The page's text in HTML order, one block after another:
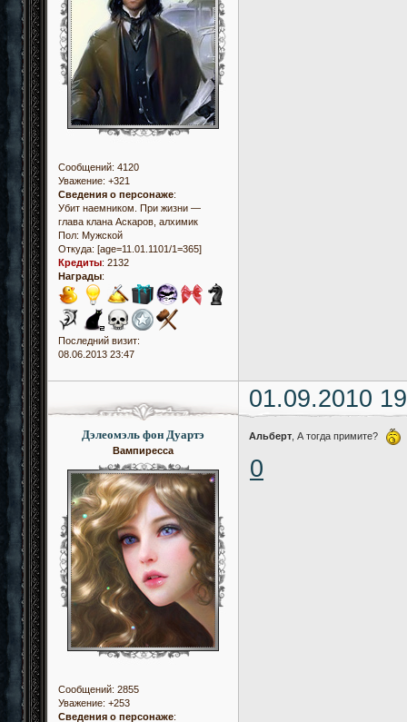
Сообщений: 4120
Уважение: +321
Сведения о персонаже:
Убит наемником. При жизни —
глава клана Аскаров, алхимик
Пол: Мужской
Откуда: [age=11.01.1101/1=365]
Кредиты: 2132
Награды:
Последний визит:
08.06.2013 23:47
01.09.2010
Дэлеомэль фон Дуартэ
Вампиресса
Сообщений: 2855
Уважение: +253
Сведения о персонаже:
Альберт , А тогда примите?
0